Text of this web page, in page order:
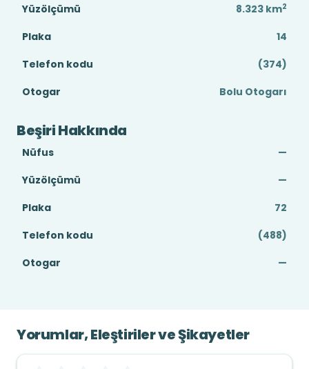
Yüzölçümü
8.323 km2
Plaka
14
Telefon kodu
(374)
Otogar
Bolu Otogarı
Beşiri Hakkında
Nüfus
—
Yüzölçümü
—
Plaka
72
Telefon kodu
(488)
Otogar
—
Yorumlar, Eleştiriler ve Şikayetler